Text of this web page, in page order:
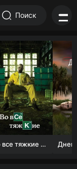
Поиск
Во все тяжкие 1-5 сезон